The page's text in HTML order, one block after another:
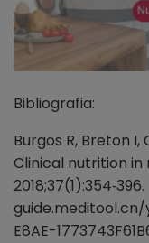
Bibliografia:
Burgos R, Breton I,
Clinical nutrition in
E8AE-